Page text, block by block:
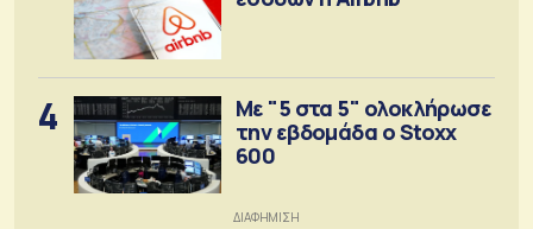
4
Με "5 στα 5" ολοκλήρωσε
την εβδομάδα ο Stoxx
600